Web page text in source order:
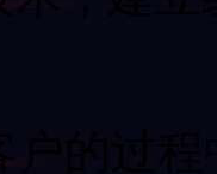
的过程中